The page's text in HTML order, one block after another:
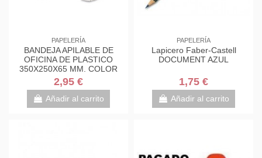
PAPELERÍA
BANDEJA APILABLE DE
OFICINA DE PLASTICO
350X250X65 MM. COLOR
TRANSPARENTE FAIBO 93-
23
2,95 €
Añadir al carrito
PAPELERÍA
Lapicero Faber-Castell
DOCUMENT AZUL
1,75 €
Añadir al carrito